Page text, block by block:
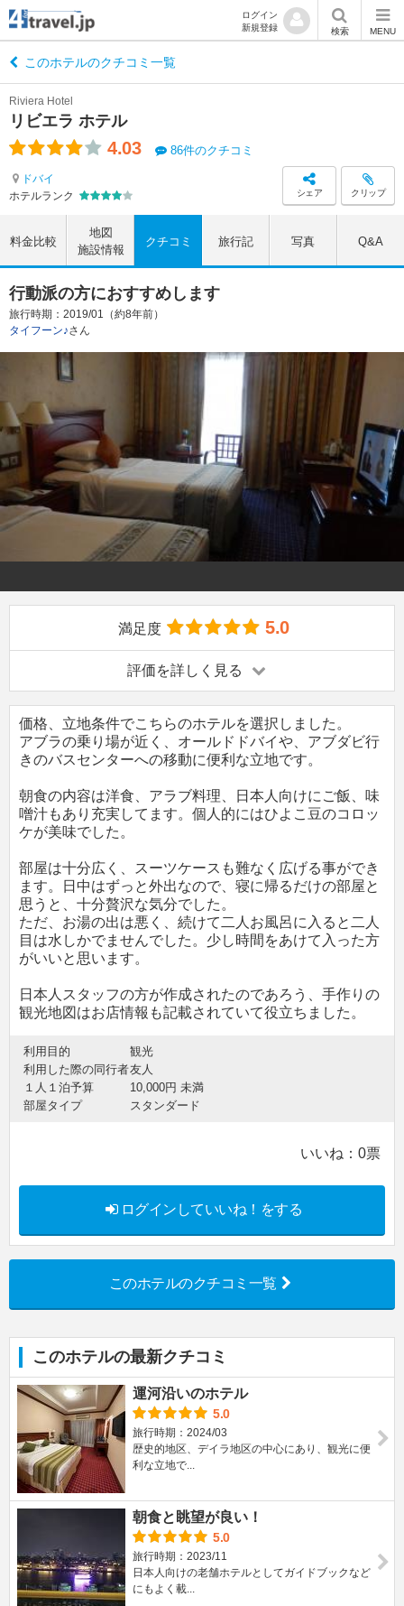
ログイン
新規登録
検索 MENU
このホテルのクチコミ一覧
リビエラ ホテル
Riviera Hotel
4.03 86件のクチコミ
ドバイ
ホテルランク
シェア クリップ
料金比較
地図
施設情報
クチコミ 旅行記 写真 Q&A
行動派の方におすすめします
旅行時期：2019/01（約8年前）
タイフーン♪さん
満足度 5.0
評価を詳しく見る
価格、立地条件でこちらのホテルを選択しました。
アブラの乗り場が近く、オールドドバイや、アブダビ行
きのバスセンターへの移動に便利な立地です。
朝食の内容は洋食、アラブ料理、日本人向けにご飯、味
噌汁もあり充実してます。個人的にはひよこ豆のコロッ
ケが美味でした。
部屋は十分広く、スーツケースも難なく広げる事ができ
ます。日中はずっと外出なので、寝に帰るだけの部屋と
思うと、十分贅沢な気分でした。
ただ、お湯の出は悪く、続けて二人お風呂に入ると二人
目は水しかでませんでした。少し時間をあけて入った方
がいいと思います。
日本人スタッフの方が作成されたのであろう、手作りの
観光地図はお店情報も記載されていて役立ちました。
利用目的
観光
利用した際の同行者友人
１人１泊予算
10,000円 未満
部屋タイプ
スタンダード
いいね： 0票
ログインしていいね！をする
このホテルのクチコミ一覧
このホテルの最新クチコミ
運河沿いのホテル
5.0
旅行時期：2024/03
歴史的地区、デイラ地区の中心にあり、観光に便
利な立地で...
朝食と眺望が良い！
5.0
旅行時期：2023/11
日本人向けの老舗ホテルとしてガイドブックなど
にもよく載...